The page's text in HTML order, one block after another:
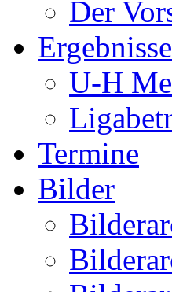
Der
Ergebnisse
U-H
Termine
Bilder